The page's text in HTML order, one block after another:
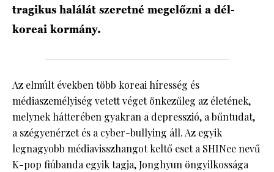
tragikus halálát szeretné megelőzni a dél-
koreai kormány.
Az elmúlt években több koreai híresség és
médiaszemélyiség vetett véget önkezűleg az életének,
melynek hátterében gyakran a depresszió, a bűntudat,
a szégyenérzet és a cyber-bullying áll. Az egyik
legnagyobb médiavisszhangot keltő eset a SHINee nevű
K-pop fiúbanda egyik tagja, Jonghyun öngyilkossága